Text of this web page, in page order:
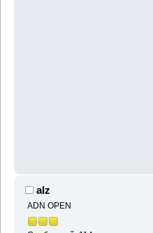
alz
ADN OPEN